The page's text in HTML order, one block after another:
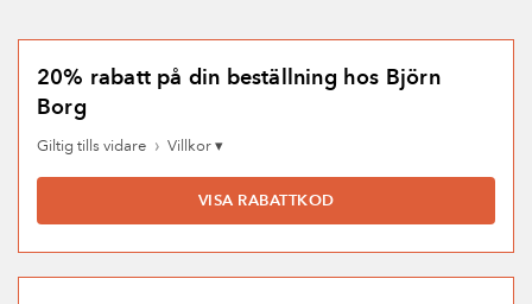
20% rabatt på din beställning hos Björn
Borg
Giltig tills vidare › Villkor ▾
VISA RABATTKOD